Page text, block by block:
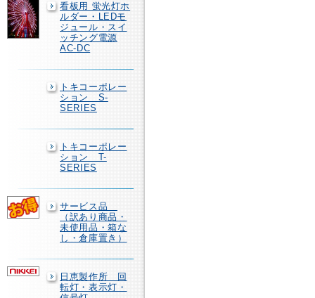
看板用 蛍光灯ホ
ルダー・LEDモ
ジュール・スイ
ッチング電源
AC-DC
トキコーポレー
ション S-
SERIES
トキコーポレー
ション T-
SERIES
サービス品
（訳あり商品・
未使用品・箱な
し・倉庫置き）
日恵製作所 回
転灯・表示灯・